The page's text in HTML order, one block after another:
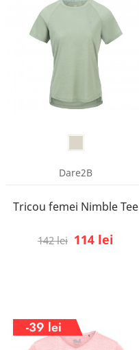
Dare2B
Tricou femei Nimble Tee
142 lei 114 lei
-39 lei